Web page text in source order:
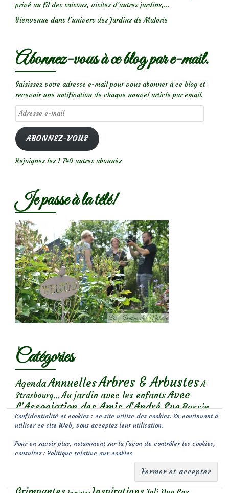
privé au fil des saisons, visitez d’autres jardins,...
Bienvenue dans l’univers des Jardins de Malorie
Abonnez-vous à ce blog par e-mail.
Saisissez votre adresse e-mail pour vous abonner à ce blog et
recevoir une notification de chaque nouvel article par email.
Adresse
e-
mail
ABONNEZ-VOUS
Rejoignez les 1 740 autres abonnés
Je passe à la télé!
Catégories
AgendaAnnuellesArbres & Arbustes A
Strasbourg... Au jardin avec les enfantsAvec
L'Association des Amis d'André EveBassin
Bibliothèque Bonnes adressesBulbes Chroniques de
Chroniques de mon jardin
Chroniques de Nala Coaching-jardin
Conception de jardins Conseils
Déco jardin et bouquetsFêtes
Gourmandises
Confidentialité et cookies : ce site utilise des cookies. En continuant à
utiliser ce site Web, vous acceptez leur utilisation.
Pour en savoir plus, notamment sur la façon de contrôler les cookies,
consultez :Politique relative aux cookies